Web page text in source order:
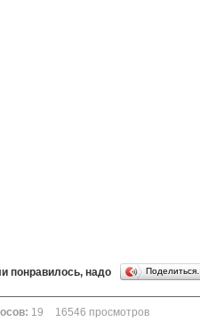
понравилось, надо Поделиться…
19 16546 просмотров